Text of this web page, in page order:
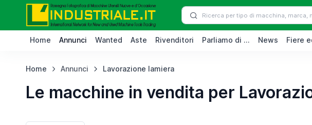
Home Annunci Wanted Aste Rivenditori Parliamo di ... News Fiere
Home Annunci Lavorazione lamiera
Le macchine in vendita per